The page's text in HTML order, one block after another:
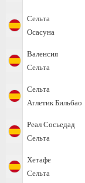
Сельта
Осасуна
Валенсия
Сельта
Сельта
Атлетик Бильбао
Реал Сосьедад
Сельта
Хетафе
Сельта